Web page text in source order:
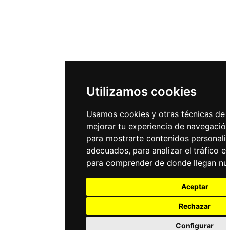
Utilizamos cookies
Usamos cookies y otras técnicas
mejorar tu experiencia de
para mostrarte contenidos
adecuados, para analizar el tráfico
para comprender de donde llegan
Aceptar
Rechazar
Configurar